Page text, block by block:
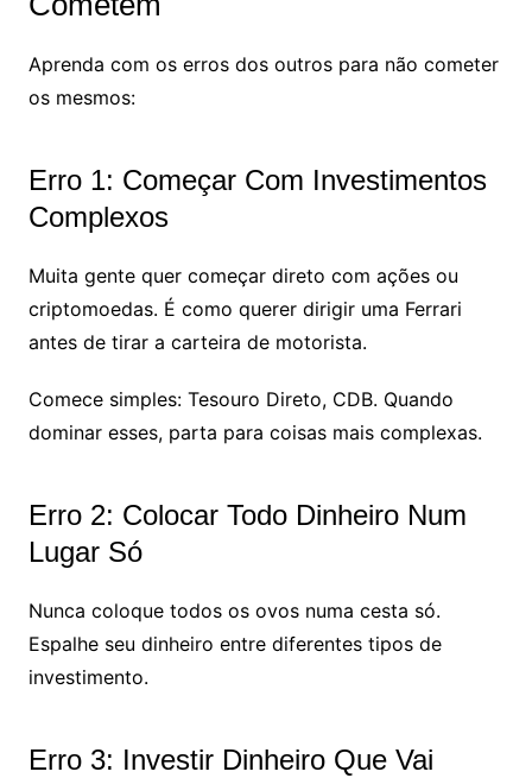
Aprenda com os erros dos outros para não cometer
os mesmos:
Erro 1: Começar Com Investimentos
Complexos
Muita gente quer começar direto com ações ou
criptomoedas. É como querer dirigir uma Ferrari
antes de tirar a carteira de motorista.
Comece simples: Tesouro Direto, CDB. Quando
dominar esses, parta para coisas mais complexas.
Erro 2: Colocar Todo Dinheiro Num
Lugar Só
Nunca coloque todos os ovos numa cesta só.
Espalhe seu dinheiro entre diferentes tipos de
investimento.
Erro 3: Investir Dinheiro Que Vai